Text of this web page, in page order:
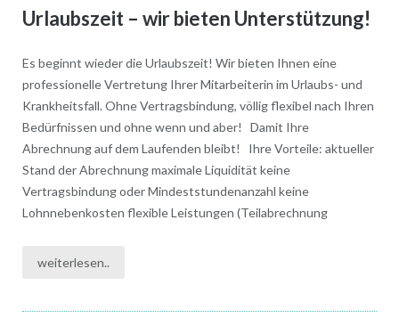
Urlaubszeit – wir bieten Unterstützung!
Es beginnt wieder die Urlaubszeit! Wir bieten Ihnen eine
professionelle Vertretung Ihrer Mitarbeiterin im Urlaubs- und
Krankheitsfall. Ohne Vertragsbindung, völlig flexibel nach Ihren
Bedürfnissen und ohne wenn und aber! Damit Ihre
Abrechnung auf dem Laufenden bleibt! Ihre Vorteile: aktueller
Stand der Abrechnung maximale Liquidität keine
Vertragsbindung oder Mindeststundenanzahl keine
Lohnnebenkosten flexible Leistungen (Teilabrechnung
weiterlesen..